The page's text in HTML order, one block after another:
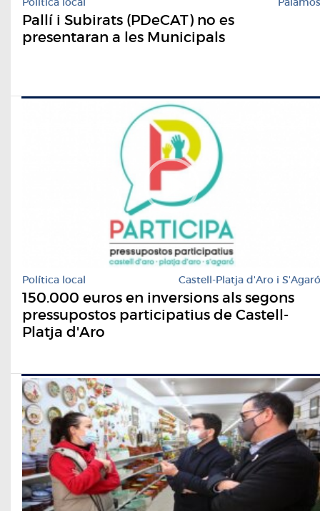
Pallí i Subirats (PDeCAT) no es
presentaran a les Municipals
Política local Castell-Platja d'Aro i S'Agaró
150.000 euros en inversions als segons
pressupostos participatius de Castell-
Platja d'Aro